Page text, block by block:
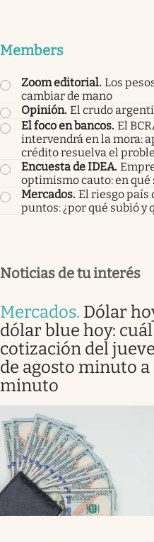
Members
Zoom editorial. Los
cambiar de mano
Opinión. El crudo
El foco en bancos. El
intervendrá en la mora:
crédito resuelva el
Encuesta de IDEA.
optimismo cauto: en
Mercados. El riesgo país
puntos: ¿por qué subió y
Noticias de tu interés
Mercados. Dólar
dólar blue hoy: cuál
cotización del
de agosto minuto a
minuto